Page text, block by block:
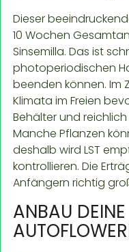
Dieser
10 Wochen
Sinsemilla. Das ist
photoperiodischen
beenden können. Im
Klimata im Freien
Behälter und
Manche Pflanzen
deshalb wird LST
kontrollieren. Die
Anfängern richtig
ANBAU